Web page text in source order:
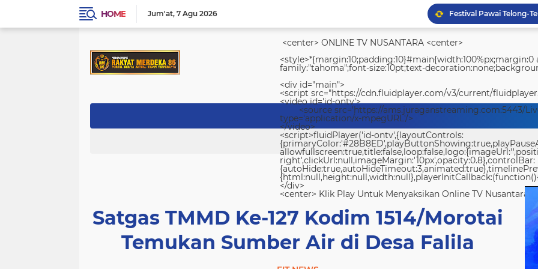
HOME Jum'at 7 Agu 2026
<center> ONLINE TV NUSANTARA <center>
family:"tahoma";font-size:10pt;text-
<div id="main">
<script src="https://cdn.fluidplayer.com/v3/current/
<video id='id-ontv'>
<source src='https://ams.juraganstreaming.com:5443/
type='application/x-mpegURL'/>
</video>
<script>fluidPlayer('id-ontv',{layoutControls:
right',clickUrl:null,imageMargin:'10px',opacity:0.8},controlBar:
</div>
<center> Klik Play Untuk Menyaksikan Online TV Nusantara
Satgas TMMD Ke-127 Kodim 1514/Morotai
Temukan Sumber Air di Desa Falila